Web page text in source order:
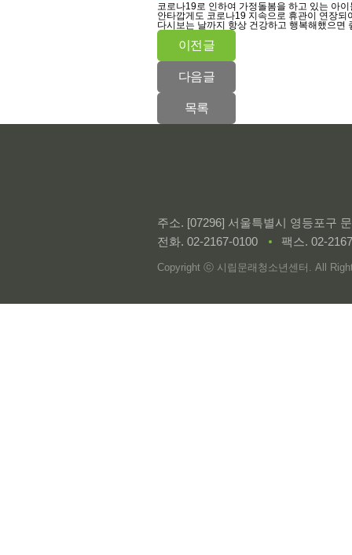
코로나19로 인하여 가정돌봄을 하고 있는 아
안타깝게도 코로나19 지속으로 휴관이 연장
다시보는 날까지 항상 건강하고 행복해했으면
이전글
다음글
목록
주소. [07296] 서울특별시 영등포구
전화. 02-2167-0100 팩스. 02-
Copyright ⓒ 시립문래청소년센터. All